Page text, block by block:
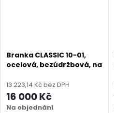
Branka CLASSIC 10-01,
ocelová, bezúdržbová, na
výška 1000–1950 mm),
černá struktura RAL 9005
13 223,14 Kč bez DPH
16 000 Kč
Na objednání